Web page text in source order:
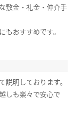
敷金・礼金・仲介手
もおすすめです。
説明しております。
しも楽々で安心で